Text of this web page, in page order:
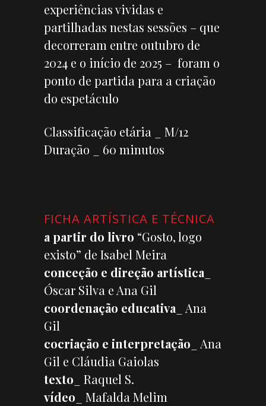
experiências vividas e
partilhadas nestas sessões – que
decorreram entre outubro de
2024 e o início de 2025 – foram o
ponto de partida para a criação
do espetáculo
Classificação etária _ M/12
Duração _ 60 minutos
FICHA ARTÍSTICA E TÉCNICA
a partir do livro “Gosto, logo
existo” de Isabel Meira
conceção e direção artística
Óscar Silva e Ana Gil
coordenação educativa _ Ana
Gil
cocriação e interpretação _ Ana
Gil e Cláudia Gaiolas
texto _ Raquel S.
vídeo _ Mafalda Melim